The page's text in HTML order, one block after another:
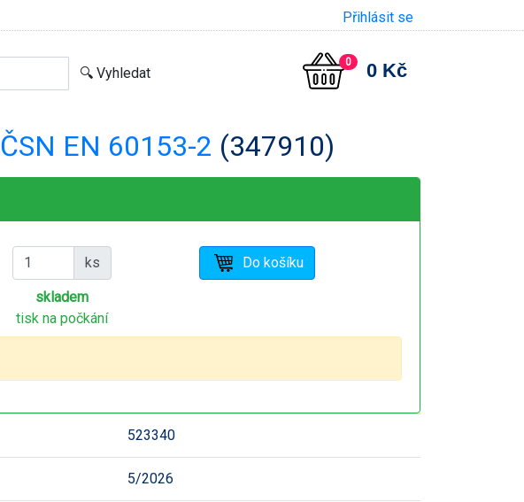
Přihlásit se
0 0 Kč
ČSN EN 60153-2 (347910)
ks
skladem
tisk na počkání
523340
5/2026